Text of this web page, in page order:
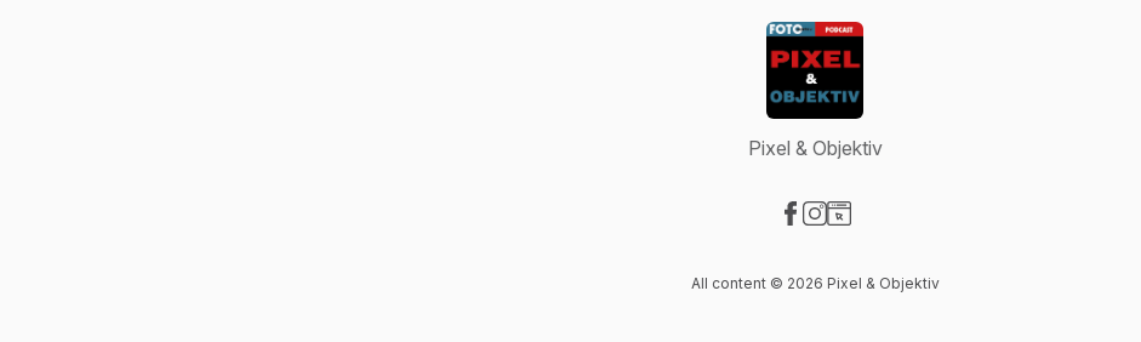
Pixel & Objektiv
All content © 2026 Pixel & Objektiv